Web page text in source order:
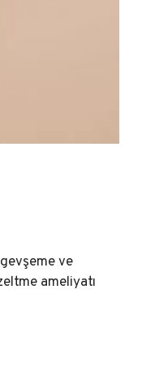
ve
ameliyatı